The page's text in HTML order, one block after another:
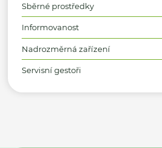
Sběrné prostředky
Informovanost
Nadrozměrná zařízení
Servisní gestoři